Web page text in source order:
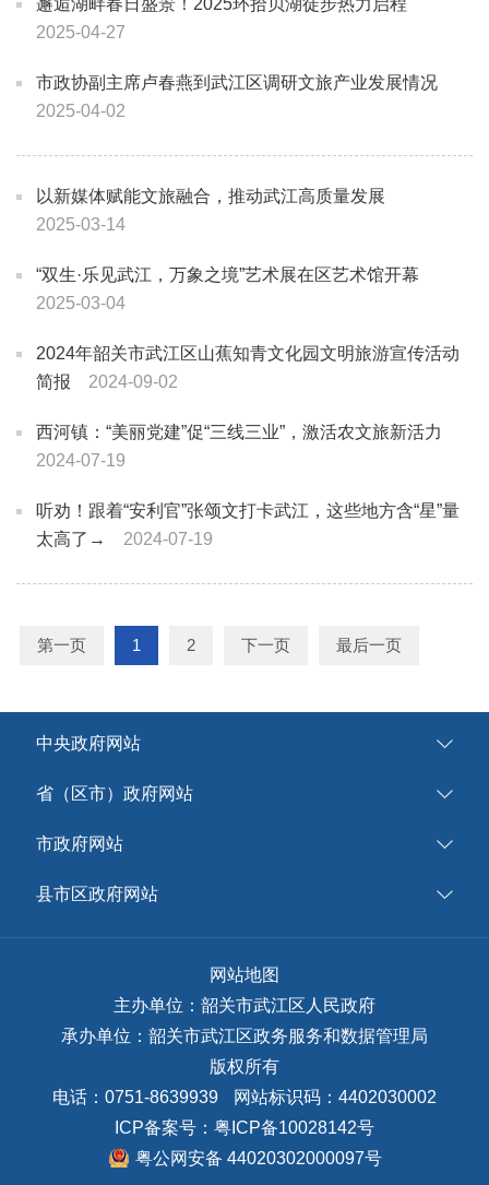
邂逅湖畔春日盛景！2025环拾贝湖徒步热力启程
2025-04-27
市政协副主席卢春燕到武江区调研文旅产业发展情况
2025-04-02
以新媒体赋能文旅融合，推动武江高质量发展
2025-03-14
“双生·乐见武江，万象之境”艺术展在区艺术馆开幕
2025-03-04
2024年韶关市武江区山蕉知青文化园文明旅游宣传活动
简报
2024-09-02
西河镇：“美丽党建”促“三线三业”，激活农文旅新活力
2024-07-19
听劝！跟着“安利官”张颂文打卡武江，这些地方含“星”量
太高了→
2024-07-19
第一页 1 2 下一页 最后一页
中央政府网站
省（区市）政府网站
市政府网站
县市区政府网站
网站地图
主办单位：韶关市武江区人民政府
承办单位：韶关市武江区政务服务和数据管理局
版权所有
电话：0751-8639939
网站标识码：4402030002
ICP备案号： 粤ICP备10028142号
粤公网安备 44020302000097号